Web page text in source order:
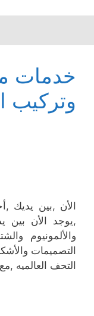
خدمات
وتركيب
الأن ,بين يديك
,يوجد الأن بين
والألمونيوم
التصميمات
التحف العالميه